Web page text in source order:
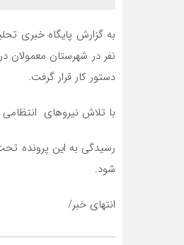
به گزارش پایگاه خبری
دستور کار قرار گرفت.
با تلاش نیروهای انتظامی
رسیدگی به این پرونده
شود.
انتهای خبر/